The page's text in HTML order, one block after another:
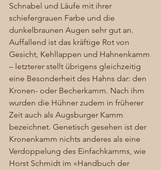
Schnabel und Läufe mit ihrer
schiefergrauen Farbe und die
dunkelbraunen Augen sehr gut an.
Auffallend ist das kräftige Rot von
Gesicht, Kehllappen und Hahnenkamm
– letzterer stellt übrigens gleichzeitig
eine Besonderheit des Hahns dar: den
Kronen- oder Becherkamm. Nach ihm
wurden die Hühner zudem in früherer
Zeit auch als Augsburger Kamm
bezeichnet. Genetisch gesehen ist der
Kronenkamm nichts anderes als eine
Verdoppelung des Einfachkamms, wie
Horst Schmidt im «Handbuch der